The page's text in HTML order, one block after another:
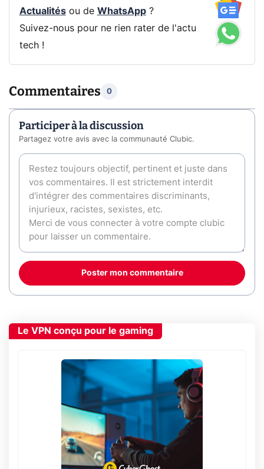
Actualitésou de WhatsApp?
Suivez-nous pour ne rien rater de l'actu
tech !
Commentaires 0
Participer à la discussion
Partagez votre avis avec la communauté Clubic.
Poster mon commentaire
Le VPN conçu pour le gaming